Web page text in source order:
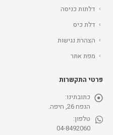
דלתות כניסה
דלת כיס
הצהרת נגישות
מפת אתר
פרטי התקשרות
כתובתינו:
הנפח 26, חיפה.
טלפון:
04-8492060